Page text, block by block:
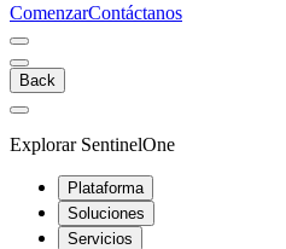
ComenzarContáctanos
Back
Explorar SentinelOne
Plataforma
Soluciones
Servicios